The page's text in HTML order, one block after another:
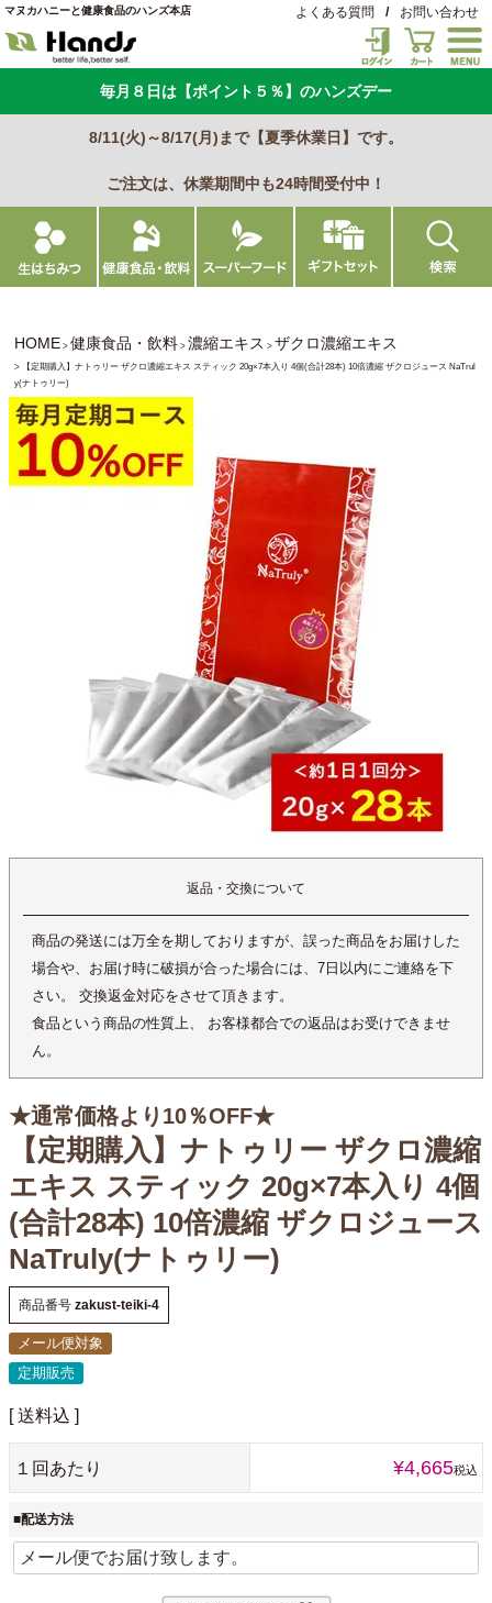
マヌカハニーと健康食品のハンズ本店 よくある質問 / お問い合わせ
毎月８日は【ポイント５％】のハンズデー
8/11(火)～8/17(月)まで【夏季休業日】です。
ご注文は、休業期間中も24時間受付中！
HOME 健康食品・飲料 濃縮エキス ザクロ濃縮エキス
【定期購入】ナトゥリー ザクロ濃縮エキス スティック 20g×7本入り 4個(合計28本) 10倍濃縮 ザクロジュース NaTrul
y(ナトゥリー)
返品・交換について
商品の発送には万全を期しておりますが、誤った商品をお届けした
場合や、お届け時に破損が合った場合には、7日以内にご連絡を下
さい。 交換返金対応をさせて頂きます。
食品という商品の性質上、 お客様都合での返品はお受けできませ
ん。
★通常価格より10％OFF★
【定期購入】ナトゥリー ザクロ濃縮
エキス スティック 20g×7本入り 4個
(合計28本) 10倍濃縮 ザクロジュース
NaTruly(ナトゥリー)
商品番号 zakust-teiki-4
メール便対象
定期販売
送料込
１回あたり ¥4,665税込
■配送方法